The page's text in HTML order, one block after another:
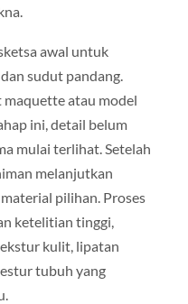
awal untuk
sudut pandang.
maquette atau model
ini, detail belum
mulai terlihat. Setelah
melanjutkan
pilihan. Proses
ketelitian tinggi,
kulit, lipatan
tubuh yang